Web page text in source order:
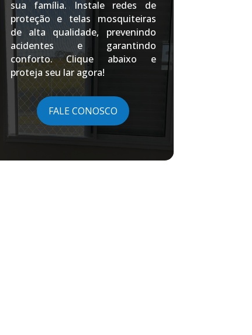
sua família. Instale redes de
proteção e telas mosquiteiras
de alta qualidade, prevenindo
acidentes e garantindo
conforto. Clique abaixo e
proteja seu lar agora!
FALE CONOSCO